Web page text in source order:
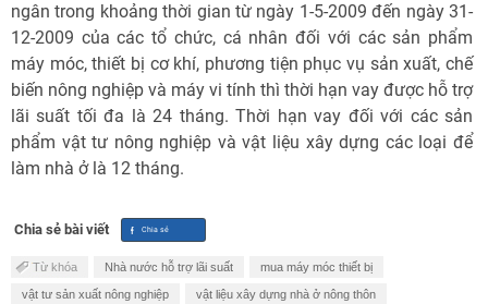
ngân trong khoảng thời gian từ ngày 1-5-2009 đến ngày 31-
12-2009 của các tổ chức, cá nhân đối với các sản phẩm
máy móc, thiết bị cơ khí, phương tiện phục vụ sản xuất, chế
biến nông nghiệp và máy vi tính thì thời hạn vay được hỗ trợ
lãi suất tối đa là 24 tháng. Thời hạn vay đối với các sản
phẩm vật tư nông nghiệp và vật liệu xây dựng các loại để
làm nhà ở là 12 tháng.
Chia sẻ bài viết
Từ khóa Nhà nước hỗ trợ lãi suất mua máy móc thiết bị
vật tư sản xuất nông nghiệp vật liệu xây dựng nhà ở nông thôn